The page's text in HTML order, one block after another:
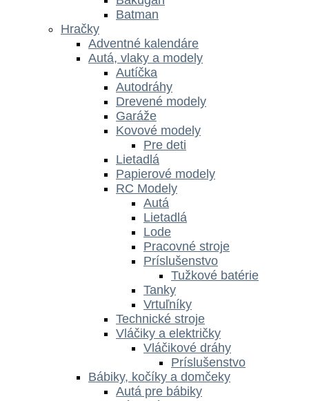
Batman
Hračky
Adventné kalendáre
Autá, vlaky a modely
Autíčka
Autodráhy
Drevené modely
Garáže
Kovové modely
Pre deti
Lietadlá
Papierové modely
RC Modely
Autá
Lietadlá
Lode
Pracovné stroje
Príslušenstvo
Tužkové batérie
Tanky
Vrtuľníky
Technické stroje
Vláčiky a električky
Vláčikové dráhy
Príslušenstvo
Bábiky, kočíky a domčeky
Autá pre bábiky